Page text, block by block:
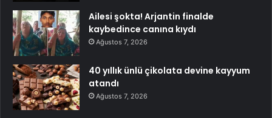
Ailesi şokta! Arjantin finalde
kaybedince canına kıydı
Ağustos 7, 2026
40 yıllık ünlü çikolata devine kayyum
atandı
Ağustos 7, 2026